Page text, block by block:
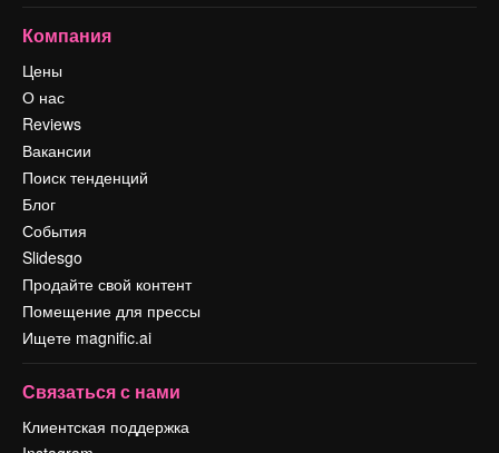
Компания
Цены
О нас
Reviews
Вакансии
Поиск тенденций
Блог
События
Slidesgo
Продайте свой контент
Помещение для прессы
Ищете magnific.ai
Связаться с нами
Клиентская поддержка